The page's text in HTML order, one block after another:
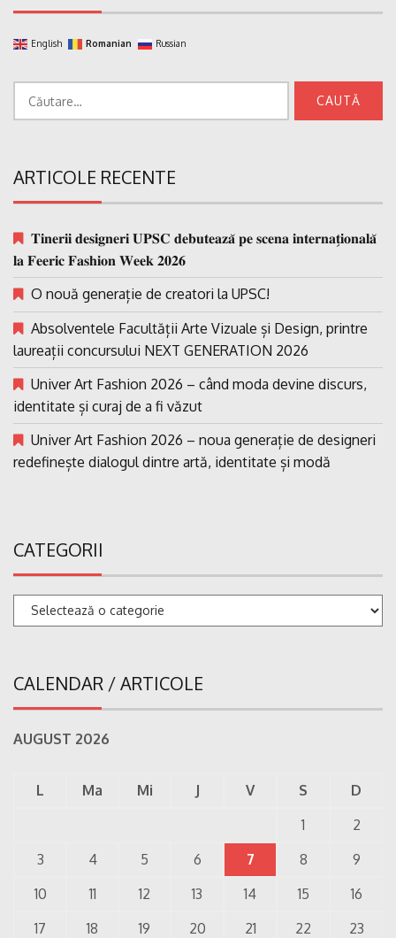
English Romanian Russian
ARTICOLE RECENTE
𝐓𝐢𝐧𝐞𝐫𝐢𝐢 𝐝𝐞𝐬𝐢𝐠𝐧𝐞𝐫𝐢 𝐔𝐏𝐒𝐂 𝐝𝐞𝐛𝐮𝐭𝐞𝐚𝐳𝐚̆ 𝐩𝐞 𝐬𝐜𝐞𝐧𝐚 𝐢𝐧𝐭𝐞𝐫𝐧𝐚𝐭̗𝐢𝐨𝐧𝐚𝐥𝐚̆
𝐥𝐚 𝐅𝐞𝐞𝐫𝐢𝐜 𝐅𝐚𝐬𝐡𝐢𝐨𝐧 𝐖𝐞𝐞𝐤 𝟐𝟎𝟐𝟔
O nouă generație de creatori la UPSC!
Absolventele Facultății Arte Vizuale și Design, printre
laureații concursului NEXT GENERATION 2026
Univer Art Fashion 2026 – când moda devine discurs,
identitate și curaj de a fi văzut
Univer Art Fashion 2026 – noua generație de designeri
redefinește dialogul dintre artă, identitate și modă
CATEGORII
Categorii
CALENDAR / ARTICOLE
AUGUST 2026
L Ma Mi J V S
D
1
2
3
4 5 6 7 8
9
10
11 12 13 14 15
16
17
18 19 20 21 22
23